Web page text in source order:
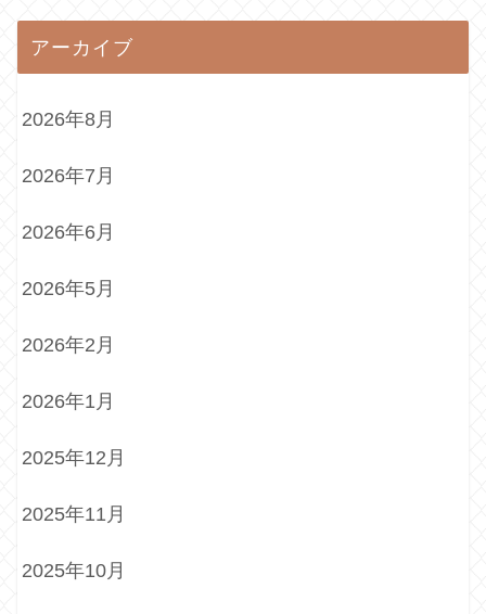
アーカイブ
2026年8月
2026年7月
2026年6月
2026年5月
2026年2月
2026年1月
2025年12月
2025年11月
2025年10月